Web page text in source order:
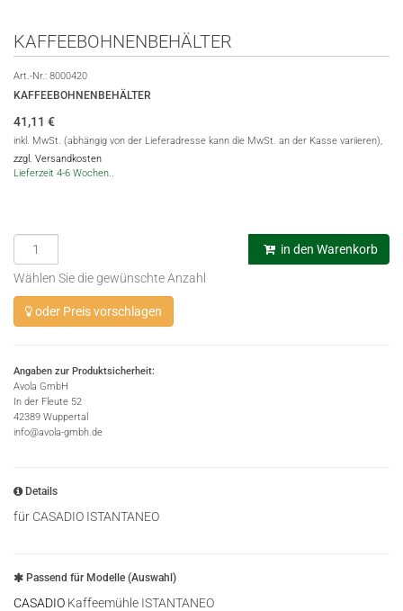
KAFFEEBOHNENBEHÄLTER
Art.-Nr.: 8000420
KAFFEEBOHNENBEHÄLTER
41,11 €
inkl. MwSt. (abhängig von der Lieferadresse kann die MwSt. an der Kasse variieren),
zzgl. Versandkosten
Lieferzeit 4-6 Wochen..
in den Warenkorb
Wählen Sie die gewünschte Anzahl
oder Preis vorschlagen
Angaben zur Produktsicherheit:
Avola GmbH
In der Fleute 52
42389 Wuppertal
info@avola-gmbh.de
Details
für CASADIO ISTANTANEO
Passend für Modelle (Auswahl)
CASADIO Kaffeemühle ISTANTANEO